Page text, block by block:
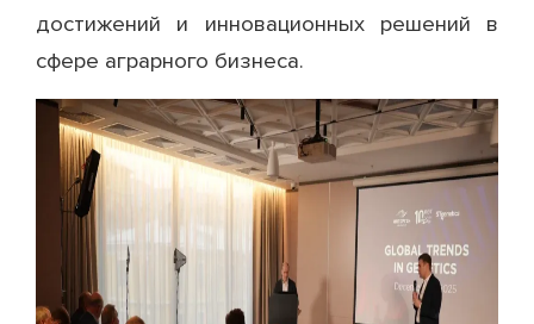
достижений и инновационных решений в
сфере аграрного бизнеса.